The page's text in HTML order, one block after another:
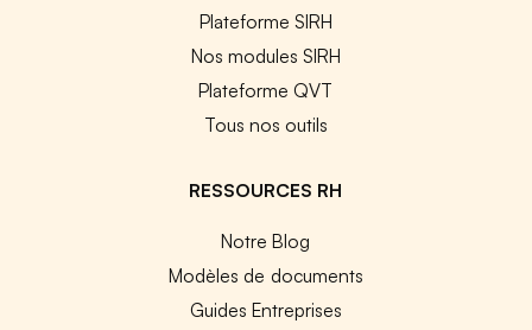
Plateforme SIRH
Nos modules SIRH
Plateforme QVT
Tous nos outils
RESSOURCES RH
Notre Blog
Modèles de documents
Guides Entreprises